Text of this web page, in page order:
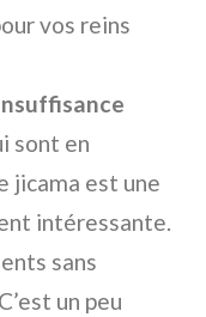
vos reins
sont en
jicama est une
intéressante.
sans
un peu